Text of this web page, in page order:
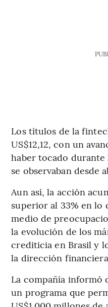
Los títulos de la
US$12,12, con un
haber tocado durante
se observaban desde
Aun así, la acción
superior al 33% en lo
medio de
la evolución de los
crediticia en Brasil y
la dirección
La compañía informó
un programa que